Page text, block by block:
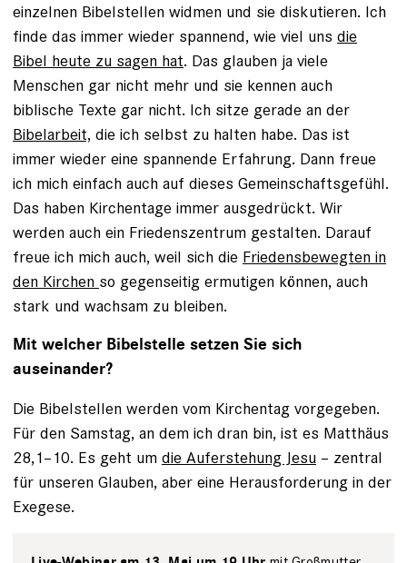
einzelnen Bibelstellen widmen und sie diskutieren. Ich
finde das immer wieder spannend, wie viel uns die
Bibel heute zu sagen hat. Das glauben ja viele
Menschen gar nicht mehr und sie kennen auch
biblische Texte gar nicht. Ich sitze gerade an der
Bibelarbeit, die ich selbst zu halten habe. Das ist
immer wieder eine spannende Erfahrung. Dann freue
ich mich einfach auch auf dieses Gemeinschaftsgefühl.
Das haben Kirchentage immer ausgedrückt. Wir
werden auch ein Friedenszentrum gestalten. Darauf
freue ich mich auch, weil sich die Friedensbewegten in
den Kirchen so gegenseitig ermutigen können, auch
stark und wachsam zu bleiben.
Mit welcher Bibelstelle setzen Sie sich
auseinander?
Die Bibelstellen werden vom Kirchentag vorgegeben.
Für den Samstag, an dem ich dran bin, ist es Matthäus
28,1–10. Es geht um die Auferstehung Jesu – zentral
für unseren Glauben, aber eine Herausforderung in der
Exegese.